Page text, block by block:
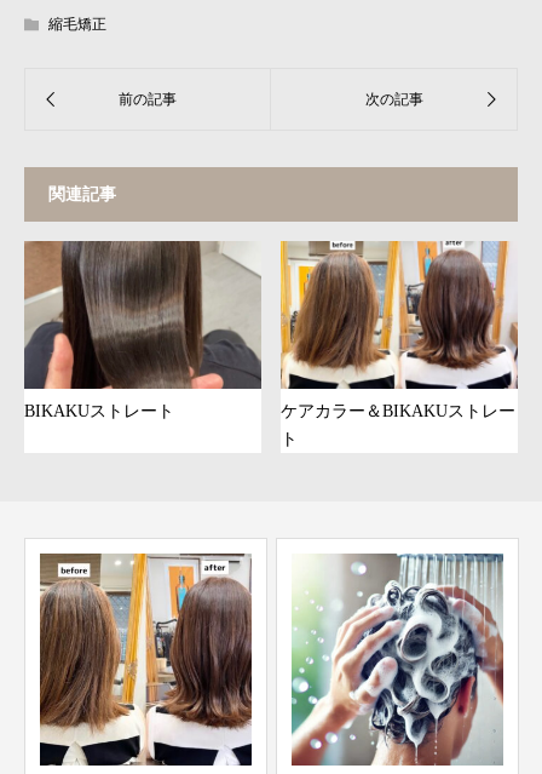
縮毛矯正
関連記事
BIKAKUストレート
ケアカラー＆BIKAKUストレー
ト